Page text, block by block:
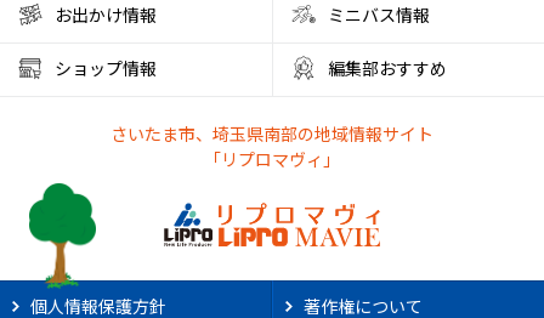
お出かけ情報 ミニバス情報
ショップ情報 編集部おすすめ
さいたま市、埼玉県南部の地域情報サイト
「リプロマヴィ」
個人情報保護方針 著作権について